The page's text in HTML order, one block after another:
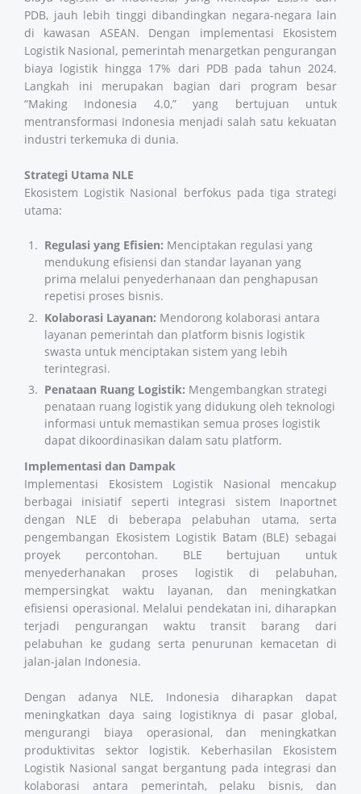
PDB, jauh lebih tinggi dibandingkan negara-negara lain
di kawasan ASEAN. Dengan implementasi Ekosistem
Logistik Nasional, pemerintah menargetkan pengurangan
biaya logistik hingga 17% dari PDB pada tahun 2024.
Langkah ini merupakan bagian dari program besar
“Making Indonesia 4.0,” yang bertujuan untuk
mentransformasi Indonesia menjadi salah satu kekuatan
industri terkemuka di dunia.
Strategi Utama NLE
Ekosistem Logistik Nasional berfokus pada tiga strategi
utama:
Regulasi yang Efisien: Menciptakan regulasi yang
mendukung efisiensi dan standar layanan yang
prima melalui penyederhanaan dan penghapusan
repetisi proses bisnis.
Kolaborasi Layanan: Mendorong kolaborasi antara
layanan pemerintah dan platform bisnis logistik
swasta untuk menciptakan sistem yang lebih
terintegrasi.
Penataan Ruang Logistik: Mengembangkan strategi
penataan ruang logistik yang didukung oleh teknologi
informasi untuk memastikan semua proses logistik
dapat dikoordinasikan dalam satu platform.
Implementasi dan Dampak
Implementasi Ekosistem Logistik Nasional mencakup
berbagai inisiatif seperti integrasi sistem Inaportnet
dengan NLE di beberapa pelabuhan utama, serta
pengembangan Ekosistem Logistik Batam (BLE) sebagai
proyek percontohan. BLE bertujuan untuk
menyederhanakan proses logistik di pelabuhan,
mempersingkat waktu layanan, dan meningkatkan
efisiensi operasional. Melalui pendekatan ini, diharapkan
terjadi pengurangan waktu transit barang dari
pelabuhan ke gudang serta penurunan kemacetan di
jalan-jalan Indonesia.
Dengan adanya NLE, Indonesia diharapkan dapat
meningkatkan daya saing logistiknya di pasar global,
mengurangi biaya operasional, dan meningkatkan
produktivitas sektor logistik. Keberhasilan Ekosistem
Logistik Nasional sangat bergantung pada integrasi dan
kolaborasi antara pemerintah, pelaku bisnis, dan